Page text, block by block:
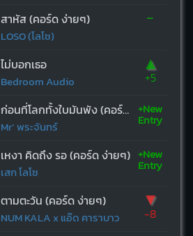
สาหัส (คอร์ด ง่ายๆ)
LOSO (โลโซ)
-
ไม่บอกเธอ
Bedroom Audio
▲
+5
ก่อนที่โลกทั้งใบมันพัง (คอร์ด ง่ายๆ)
Mr’ พระจันทร์
+New
Entry
เหงา คิดถึง รอ (คอร์ด ง่ายๆ)
เสก โลโซ
+New
Entry
ตามตะวัน (คอร์ด ง่ายๆ)
NUM KALA x แอ๊ด คาราบาว
▼
-8